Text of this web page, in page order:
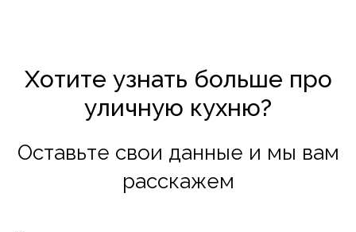
Хотите узнать больше про
уличную кухню?
Оставьте свои данные и мы вам
расскажем